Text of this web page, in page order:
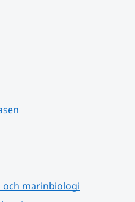
och marinbiologi